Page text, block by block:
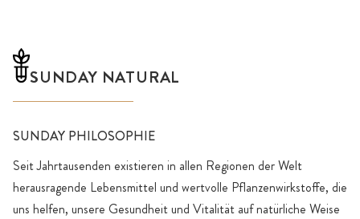
SUNDAY NATURAL
SUNDAY PHILOSOPHIE
Seit Jahrtausenden existieren in allen Regionen der Welt
herausragende Lebensmittel und wertvolle Pflanzenwirkstoffe, die
uns helfen, unsere Gesundheit und Vitalität auf natürliche Weise